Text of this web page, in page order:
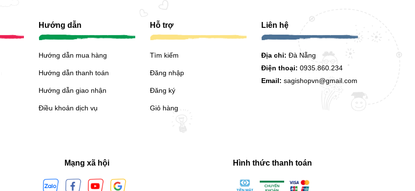
Hướng dẫn
Hướng dẫn mua hàng
Hướng dẫn thanh toán
Hướng dẫn giao nhận
Điều khoản dịch vụ
Hỗ trợ
Tìm kiếm
Đăng nhập
Đăng ký
Giỏ hàng
Liên hệ
Địa chỉ: Đà Nẵng
Điện thoại: 0935.860.234
Email: sagishopvn@gmail.com
Mạng xã hội Hình thức thanh toán